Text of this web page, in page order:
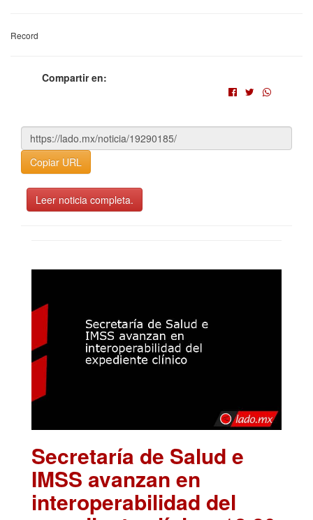
Record
Compartir en:
Copiar URL
Leer noticia completa.
Secretaría de Salud e
IMSS avanzan en
interoperabilidad del